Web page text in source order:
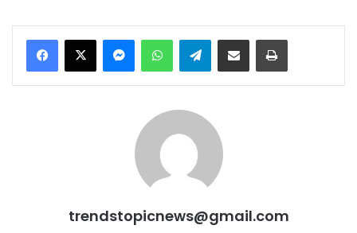
MessengerWhatsAppTelegramShare via Email Print
trendstopicnews@gmail.com